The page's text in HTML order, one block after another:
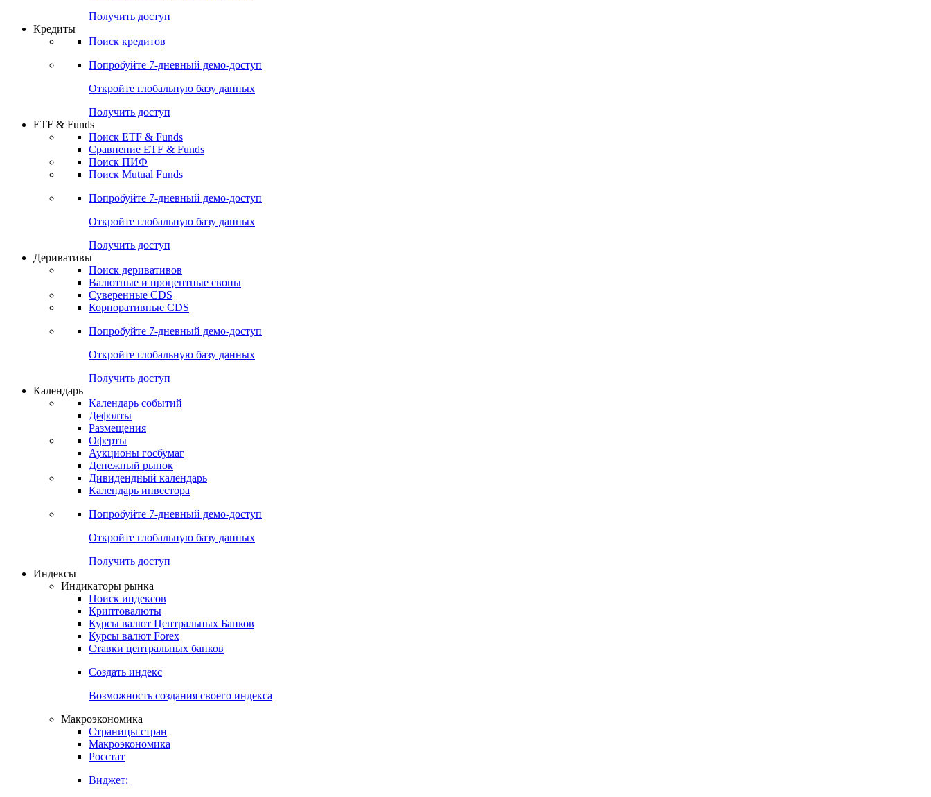
Получить доступ
Кредиты
Поиск кредитов
Попробуйте 7-дневный демо-доступ
Откройте глобальную базу данных
Получить доступ
ETF & Funds
Поиск ETF & Funds
Сравнение ETF & Funds
Поиск ПИФ
Поиск Mutual Funds
Попробуйте 7-дневный демо-доступ
Откройте глобальную базу данных
Получить доступ
Деривативы
Поиск деривативов
Валютные и процентные свопы
Суверенные CDS
Корпоративные CDS
Попробуйте 7-дневный демо-доступ
Откройте глобальную базу данных
Получить доступ
Календарь
Календарь событий
Дефолты
Размещения
Оферты
Аукционы госбумаг
Денежный рынок
Дивидендный календарь
Календарь инвестора
Попробуйте 7-дневный демо-доступ
Откройте глобальную базу данных
Получить доступ
Индексы
Индикаторы рынка
Поиск индексов
Криптовалюты
Курсы валют Центральных Банков
Курсы валют Forex
Ставки центральных банков
Создать индекс
Возможность создания своего индекса
Макроэкономика
Страницы стран
Макроэкономика
Росстат
Виджет: